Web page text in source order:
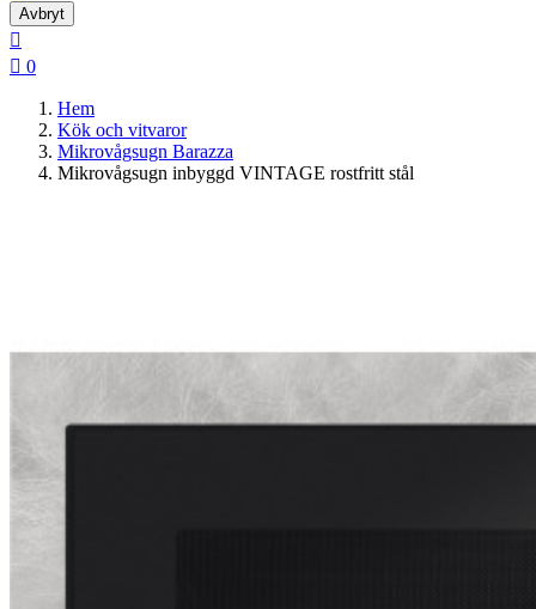
Avbryt

 0
Hem
Kök och vitvaror
Mikrovågsugn Barazza
Mikrovågsugn inbyggd VINTAGE rostfritt stål